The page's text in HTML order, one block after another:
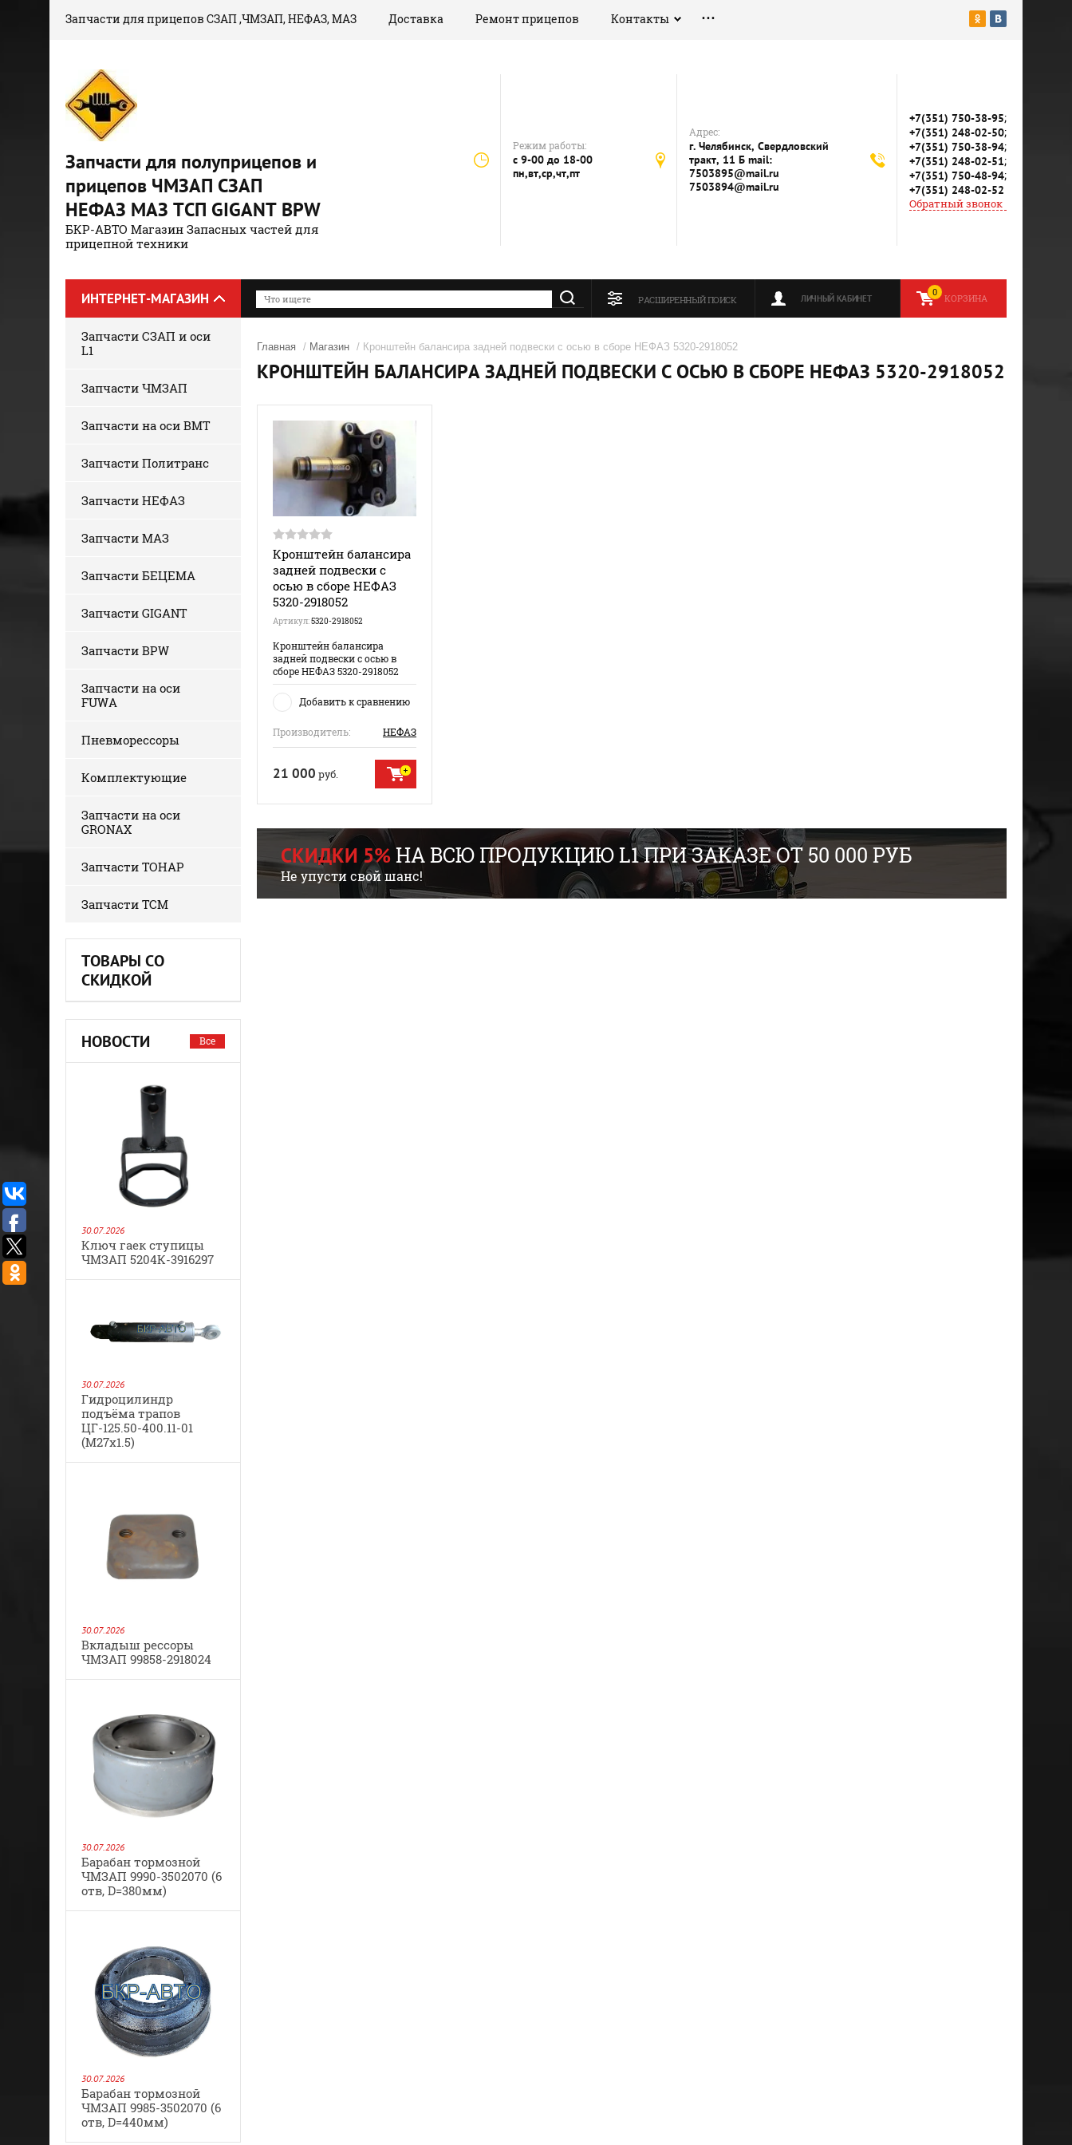
Запчасти для прицепов СЗАП ,ЧМЗАП, НЕФАЗ, МАЗ Доставка Ремонт прицепов Контакты
Запчасти для полуприцепов и
прицепов ЧМЗАП СЗАП
НЕФАЗ МАЗ ТСП GIGANT BPW
БКР-АВТО Магазин Запасных частей для
прицепной техники
Режим работы:
с 9-00 до 18-00
пн,вт,ср,чт,пт
Адрес:
г. Челябинск, Свердловский
тракт, 11 Б mail:
7503895@mail.ru
7503894@mail.ru
+7(351) 750-38-95;
+7(351) 248-02-50;
+7(351) 750-38-94;
+7(351) 248-02-51;
+7(351) 750-48-94;
+7(351) 248-02-52
Обратный звонок
ИНТЕРНЕТ-МАГАЗИН КОРЗИНА
0
ЛИЧНЫЙ КАБИНЕТ
РАСШИРЕННЫЙ ПОИСК
Запчасти СЗАП и оси
L1
Запчасти ЧМЗАП
Запчасти на оси BMT
Запчасти Политранс
Запчасти НЕФАЗ
Запчасти МАЗ
Запчасти БЕЦЕМА
Запчасти GIGANT
Запчасти BPW
Запчасти на оси
FUWA
Пневморессоры
Комплектующие
Запчасти на оси
GRONAX
Запчасти ТОНАР
Запчасти ТСМ
ТОВАРЫ СО
СКИДКОЙ
НОВОСТИ Все
30.07.2026
Ключ гаек ступицы
ЧМЗАП 5204К-3916297
30.07.2026
Гидроцилиндр
подъёма трапов
ЦГ-125.50-400.11-01
(М27х1.5)
30.07.2026
Вкладыш рессоры
ЧМЗАП 99858-2918024
30.07.2026
Барабан тормозной
ЧМЗАП 9990-3502070 (6
отв, D=380мм)
30.07.2026
Барабан тормозной
ЧМЗАП 9985-3502070 (6
отв, D=440мм)
Главная / Магазин / Кронштейн балансира задней подвески с осью в сборе НЕФАЗ 5320-2918052
КРОНШТЕЙН БАЛАНСИРА ЗАДНЕЙ ПОДВЕСКИ С ОСЬЮ В СБОРЕ НЕФАЗ 5320-2918052
Кронштейн балансира
задней подвески с
осью в сборе НЕФАЗ
5320-2918052
Артикул:5320-2918052
Кронштейн балансира
задней подвески с осью в
сборе НЕФАЗ 5320-2918052
Добавить к сравнению
Производитель: НЕФАЗ
21 000 руб.
СКИДКИ 5%НА ВСЮ ПРОДУКЦИЮ L1 ПРИ ЗАКАЗЕ ОТ 50 000 РУБ
Не упусти свой шанс!